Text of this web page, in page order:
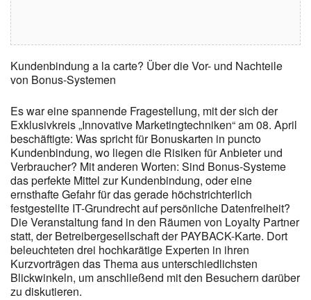
Kundenbindung a la carte? Über die Vor- und Nachteile
von Bonus-Systemen
Es war eine spannende Fragestellung, mit der sich der
Exklusivkreis „Innovative Marketingtechniken“ am 08. April
beschäftigte: Was spricht für Bonuskarten in puncto
Kundenbindung, wo liegen die Risiken für Anbieter und
Verbraucher? Mit anderen Worten: Sind Bonus-Systeme
das perfekte Mittel zur Kundenbindung, oder eine
ernsthafte Gefahr für das gerade höchstrichterlich
festgestellte IT-Grundrecht auf persönliche Datenfreiheit?
Die Veranstaltung fand in den Räumen von Loyalty Partner
statt, der Betreibergesellschaft der PAYBACK-Karte. Dort
beleuchteten drei hochkarätige Experten in ihren
Kurzvorträgen das Thema aus unterschiedlichsten
Blickwinkeln, um anschließend mit den Besuchern darüber
zu diskutieren.